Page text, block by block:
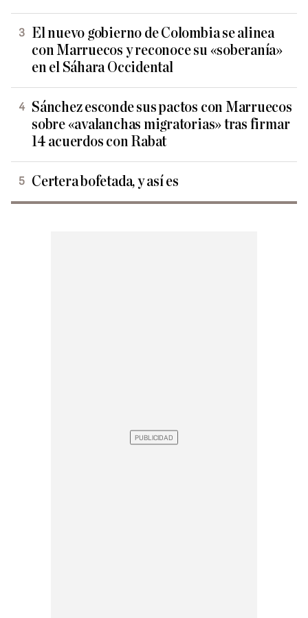
El nuevo gobierno de Colombia se alinea
con Marruecos y reconoce su «soberanía»
en el Sáhara Occidental
Sánchez esconde sus pactos con Marruecos
sobre «avalanchas migratorias» tras firmar
14 acuerdos con Rabat
Certera bofetada, y así es